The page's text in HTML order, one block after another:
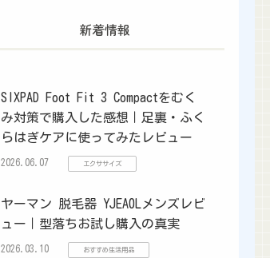
新着情報
SIXPAD Foot Fit 3 Compactをむく
み対策で購入した感想｜足裏・ふく
らはぎケアに使ってみたレビュー
2026.06.07 エクササイズ
ヤーマン 脱毛器 YJEA0Lメンズレビ
ュー｜型落ちお試し購入の真実
2026.03.10 おすすめ生活用品